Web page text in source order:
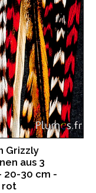
Grizzly
aus 3
20-30 cm -
rot